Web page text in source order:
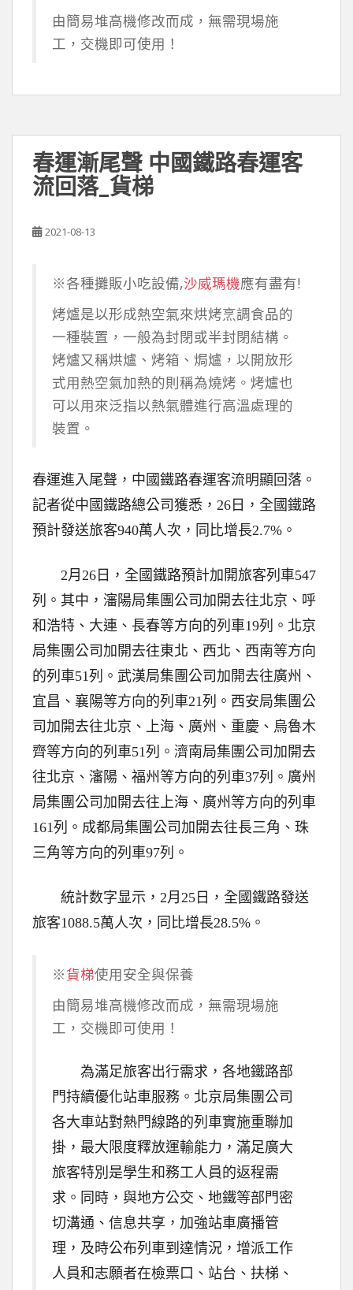
由簡易堆高機修改而成，無需現場施
工，交機即可使用！
春運漸尾聲 中國鐵路春運客
流回落_貨梯
2021-08-13
※各種攤販小吃設備,沙威瑪機應有盡有!
烤爐是以形成熱空氣來烘烤烹調食品的
一種裝置，一般為封閉或半封閉結構。
烤爐又稱烘爐、烤箱、焗爐，以開放形
式用熱空氣加熱的則稱為燒烤。烤爐也
可以用來泛指以熱氣體進行高溫處理的
裝置。
春運進入尾聲，中國鐵路春運客流明顯回落。
記者從中國鐵路總公司獲悉，26日，全國鐵路
預計發送旅客940萬人次，同比增長2.7%。
2月26日，全國鐵路預計加開旅客列車547
列。其中，瀋陽局集團公司加開去往北京、呼
和浩特、大連、長春等方向的列車19列。北京
局集團公司加開去往東北、西北、西南等方向
的列車51列。武漢局集團公司加開去往廣州、
宜昌、襄陽等方向的列車21列。西安局集團公
司加開去往北京、上海、廣州、重慶、烏魯木
齊等方向的列車51列。濟南局集團公司加開去
往北京、瀋陽、福州等方向的列車37列。廣州
局集團公司加開去往上海、廣州等方向的列車
161列。成都局集團公司加開去往長三角、珠
三角等方向的列車97列。
統計数字显示，2月25日，全國鐵路發送
旅客1088.5萬人次，同比增長28.5%。
※貨梯使用安全與保養
由簡易堆高機修改而成，無需現場施
工，交機即可使用！
為滿足旅客出行需求，各地鐵路部
門持續優化站車服務。北京局集團公司
各大車站對熱門線路的列車實施重聯加
掛，最大限度釋放運輸能力，滿足廣大
旅客特別是學生和務工人員的返程需
求。同時，與地方公交、地鐵等部門密
切溝通、信息共享，加強站車廣播管
理，及時公布列車到達情況，增派工作
人員和志願者在檢票口、站台、扶梯、